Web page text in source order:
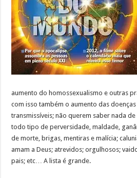
aumento do homossexualismo e outras
com isso também o aumento das
transmissíveis; não querem saber nada
todo tipo de perversidade, maldade,
de morte, brigas, mentiras e malícia;
amam a Deus; atrevidos; orgulhosos;
pais; etc… A lista é grande.